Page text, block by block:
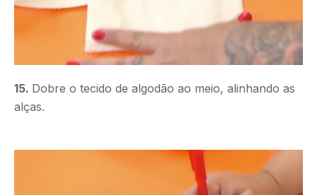
15. Dobre o tecido de algodão ao meio, alinhando as
alças.